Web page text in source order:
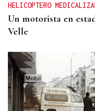
HELICOPTERO
Un motorista en
Velle